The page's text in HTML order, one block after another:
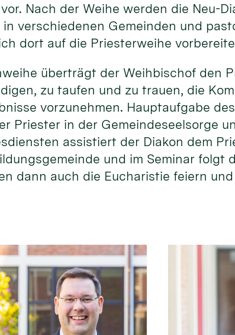
Nach der Weihe werden die Neu-
verschiedenen Gemeinden und
dort auf die Priesterweihe
überträgt der Weihbischof den
zu taufen und zu trauen, die
vorzunehmen. Hauptaufgabe
Priester in der Gemeindeseelsorge
assistiert der Diakon dem
und im Seminar folgt
dann auch die Eucharistie feiern